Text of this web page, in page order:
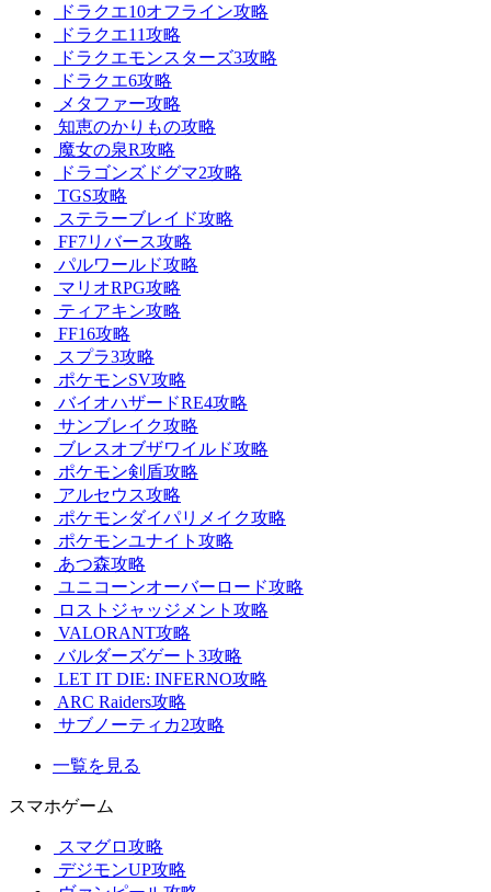
ドラクエ10オフライン攻略
ドラクエ11攻略
ドラクエモンスターズ3攻略
ドラクエ6攻略
メタファー攻略
知恵のかりもの攻略
魔女の泉R攻略
ドラゴンズドグマ2攻略
TGS攻略
ステラーブレイド攻略
FF7リバース攻略
パルワールド攻略
マリオRPG攻略
ティアキン攻略
FF16攻略
スプラ3攻略
ポケモンSV攻略
バイオハザードRE4攻略
サンブレイク攻略
ブレスオブザワイルド攻略
ポケモン剣盾攻略
アルセウス攻略
ポケモンダイパリメイク攻略
ポケモンユナイト攻略
あつ森攻略
ユニコーンオーバーロード攻略
ロストジャッジメント攻略
VALORANT攻略
バルダーズゲート3攻略
LET IT DIE: INFERNO攻略
ARC Raiders攻略
サブノーティカ2攻略
一覧を見る
スマホゲーム
スマグロ攻略
デジモンUP攻略